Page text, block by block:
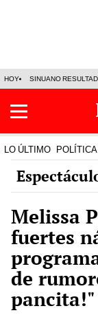
HOY SINUANO
LO ÚLTIMO POLÍTICA
Melissa
fuertes
de
pancita!"